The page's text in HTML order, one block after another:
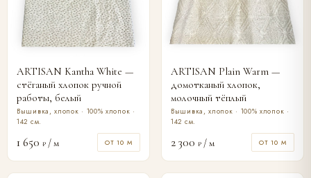
ARTISAN Kantha White —
стёганый хлопок ручной
работы, белый
Вышивка, хлопок · 100% хлопок ·
142 см.
1 650 ₽ / м ОТ 10 М
ARTISAN Plain Warm —
домотканый хлопок,
молочный тёплый
Вышивка, хлопок · 100% хлопок ·
142 см.
2 300 ₽ / м ОТ 10 М